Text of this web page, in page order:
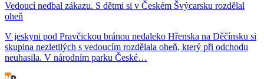
Vedoucí nedbal zákazu. S dětmi si v Českém Švýcarsku rozdělal
oheň
V jeskyni pod Pravčickou bránou nedaleko Hřenska na Děčínsku si
skupina nezletilých s vedoucím rozdělala oheň, který při odchodu
neuhasila. V národním parku České…